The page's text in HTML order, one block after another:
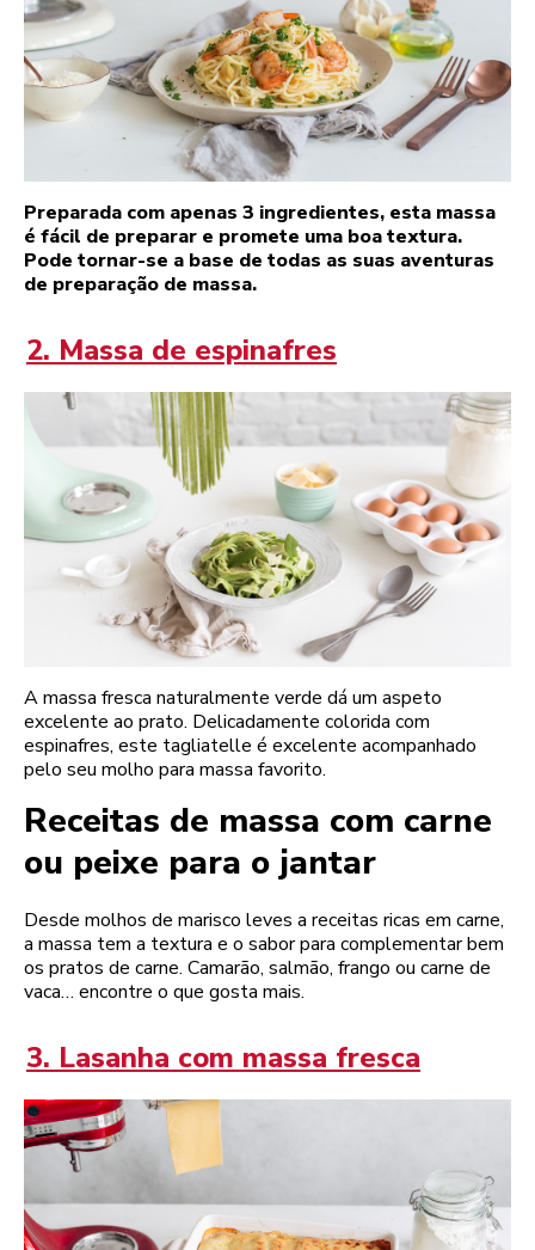
Preparada com apenas 3 ingredientes, esta massa
é fácil de preparar e promete uma boa textura.
Pode tornar-se a base de todas as suas aventuras
de preparação de massa.
2. Massa de espinafres
A massa fresca naturalmente verde dá um aspeto
excelente ao prato. Delicadamente colorida com
espinafres, este tagliatelle é excelente acompanhado
pelo seu molho para massa favorito.
Receitas de massa com carne
ou peixe para o jantar
Desde molhos de marisco leves a receitas ricas em carne,
a massa tem a textura e o sabor para complementar bem
os pratos de carne. Camarão, salmão, frango ou carne de
vaca… encontre o que gosta mais.
3. Lasanha com massa fresca